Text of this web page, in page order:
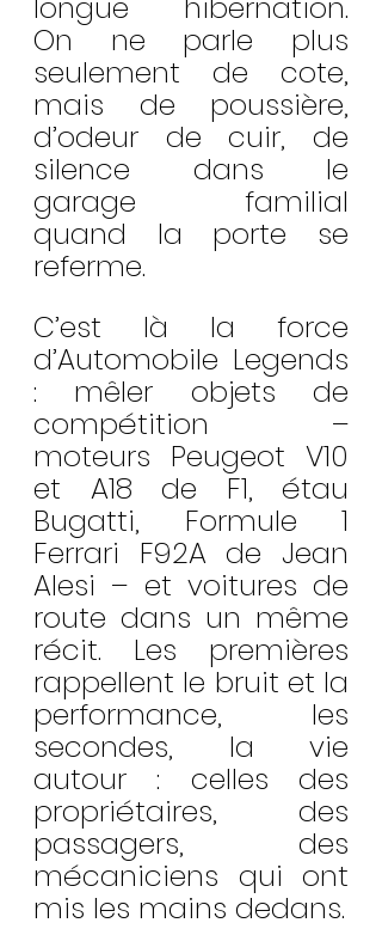
On ne parle plus
seulement de cote,
mais de poussière,
d’odeur de cuir, de
silence dans le
garage familial
quand la porte se
referme.
C’est là la force
d’Automobile Legends
: mêler objets de
compétition –
moteurs Peugeot V10
et A18 de F1, étau
Bugatti, Formule 1
Ferrari F92A de Jean
Alesi – et voitures de
route dans un même
récit. Les premières
rappellent le bruit et la
performance, les
secondes, la vie
autour : celles des
propriétaires, des
passagers, des
mécaniciens qui ont
mis les mains dedans.